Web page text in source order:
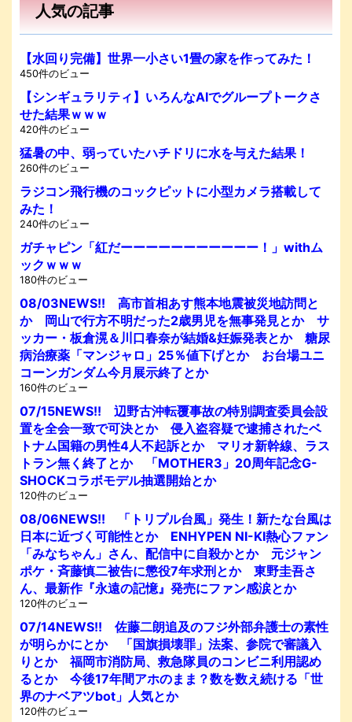
人気の記事
【水回り完備】世界一小さい1畳の家を作ってみた！
450件のビュー
【シンギュラリティ】いろんなAIでグループトークさ
せた結果ｗｗｗ
420件のビュー
猛暑の中、弱っていたハチドリに水を与えた結果！
260件のビュー
ラジコン飛行機のコックピットに小型カメラ搭載して
みた！
240件のビュー
ガチャピン「紅だーーーーーーーーーーー！」withム
ックｗｗｗ
180件のビュー
08/03NEWS!! 高市首相あす熊本地震被災地訪問と
か 岡山で行方不明だった2歳男児を無事発見とか サ
ッカー・板倉滉＆川口春奈が結婚&妊娠発表とか 糖尿
病治療薬「マンジャロ」25％値下げとか お台場ユニ
コーンガンダム今月展示終了とか
160件のビュー
07/15NEWS!! 辺野古沖転覆事故の特別調査委員会設
置を全会一致で可決とか 侵入盗容疑で逮捕されたベ
トナム国籍の男性4人不起訴とか マリオ新幹線、ラス
トラン無く終了とか 「MOTHER3」20周年記念G-
SHOCKコラボモデル抽選開始とか
120件のビュー
08/06NEWS!! 「トリプル台風」発生！新たな台風は
日本に近づく可能性とか ENHYPEN NI-KI熱心ファン
「みなちゃん」さん、配信中に自殺かとか 元ジャン
ポケ・斉藤慎二被告に懲役7年求刑とか 東野圭吾さ
ん、最新作『永遠の記憶』発売にファン感涙とか
120件のビュー
07/14NEWS!! 佐藤二朗追及のフジ外部弁護士の素性
が明らかにとか 「国旗損壊罪」法案、参院で審議入
りとか 福岡市消防局、救急隊員のコンビニ利用認め
るとか 今後17年間アホのまま？数を数え続ける「世
界のナベアツbot」人気とか
120件のビュー